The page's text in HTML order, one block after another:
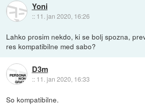
Yoni
:: 11. jan 2020, 16:26
Lahko prosim nekdo, ki se bolj spozna,
res kompatibilne med sabo?
D3m
:: 11. jan 2020, 16:33
So kompatibilne.